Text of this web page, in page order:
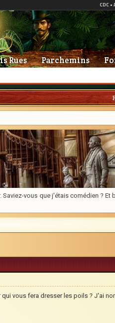
Rues Parchemins
vous que j'étais comédien ? Et
vous fera dresser les poils ? J'ai